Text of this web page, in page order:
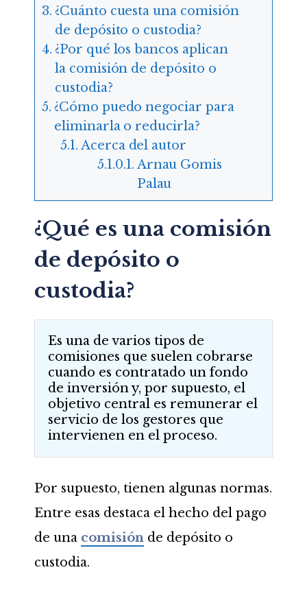
¿Cuánto cuesta una comisión
de depósito o custodia?
¿Por qué los bancos aplican
la comisión de depósito o
custodia?
¿Cómo puedo negociar para
eliminarla o reducirla?
Acerca del autor
Arnau Gomis
Palau
¿Qué es una comisión
de depósito o
custodia?
Es una de varios tipos de
comisiones que suelen cobrarse
cuando es contratado un fondo
de inversión y, por supuesto, el
objetivo central es remunerar el
servicio de los gestores que
intervienen en el proceso.
Por supuesto, tienen algunas normas.
Entre esas destaca el hecho del pago
de una comisiónde depósito o
custodia.